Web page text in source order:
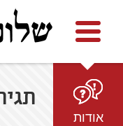
youtube twitter
אודות